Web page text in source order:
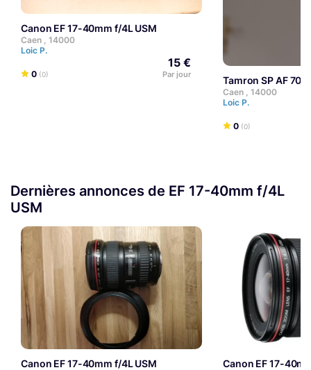
Canon EF 17-40mm f/4L USM
Caen , 14000
Loic P.
0 (0)
15 €
Par jour
Tamron SP AF
Caen , 14000
Loic P.
0 (0)
Dernières annonces de EF 17-40mm f/4L
USM
Canon EF 17-40mm f/4L USM Canon EF 17-